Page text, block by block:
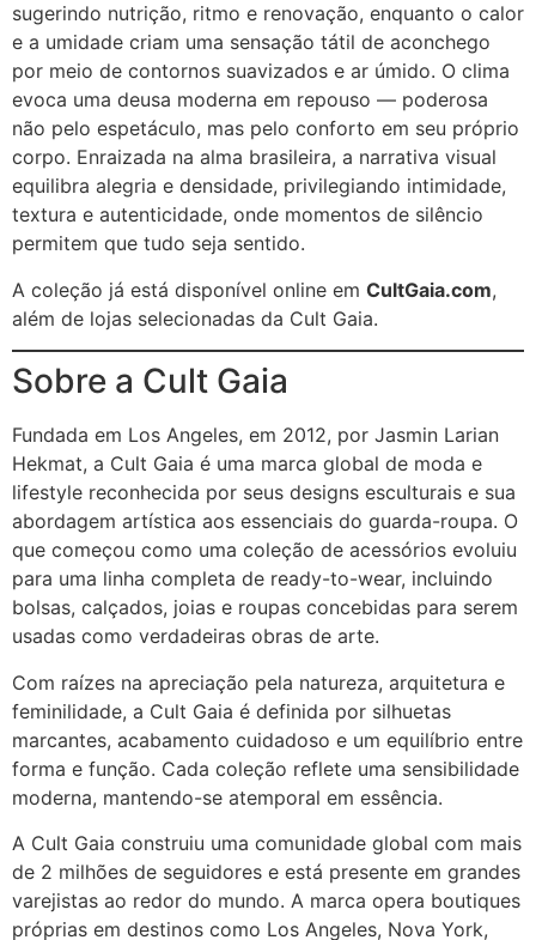
sugerindo nutrição, ritmo e renovação, enquanto o calor
e a umidade criam uma sensação tátil de aconchego
por meio de contornos suavizados e ar úmido. O clima
evoca uma deusa moderna em repouso — poderosa
não pelo espetáculo, mas pelo conforto em seu próprio
corpo. Enraizada na alma brasileira, a narrativa visual
equilibra alegria e densidade, privilegiando intimidade,
textura e autenticidade, onde momentos de silêncio
permitem que tudo seja sentido.
A coleção já está disponível online em CultGaia.com,
além de lojas selecionadas da Cult Gaia.
Sobre a Cult Gaia
Fundada em Los Angeles, em 2012, por Jasmin Larian
Hekmat, a Cult Gaia é uma marca global de moda e
lifestyle reconhecida por seus designs esculturais e sua
abordagem artística aos essenciais do guarda-roupa. O
que começou como uma coleção de acessórios evoluiu
para uma linha completa de ready-to-wear, incluindo
bolsas, calçados, joias e roupas concebidas para serem
usadas como verdadeiras obras de arte.
Com raízes na apreciação pela natureza, arquitetura e
feminilidade, a Cult Gaia é definida por silhuetas
marcantes, acabamento cuidadoso e um equilíbrio entre
forma e função. Cada coleção reflete uma sensibilidade
moderna, mantendo-se atemporal em essência.
A Cult Gaia construiu uma comunidade global com mais
de 2 milhões de seguidores e está presente em grandes
varejistas ao redor do mundo. A marca opera boutiques
próprias em destinos como Los Angeles, Nova York,